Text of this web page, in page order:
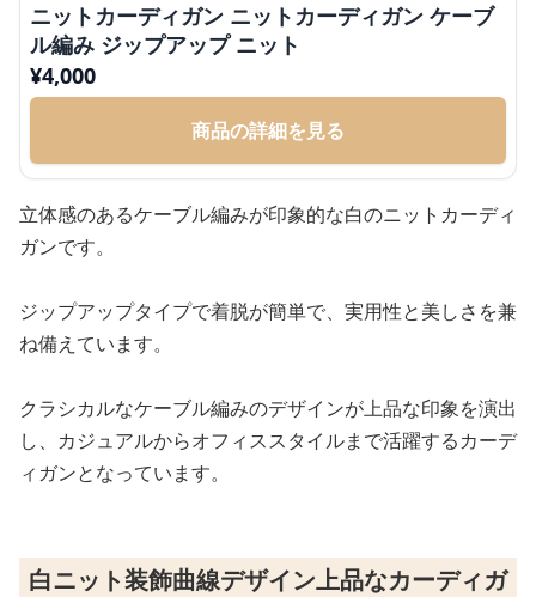
ニットカーディガン ニットカーディガン ケーブ
ル編み ジップアップ ニット
¥4,000
商品の詳細を見る
立体感のあるケーブル編みが印象的な白のニットカーディ
ガンです。
ジップアップタイプで着脱が簡単で、実用性と美しさを兼
ね備えています。
クラシカルなケーブル編みのデザインが上品な印象を演出
し、カジュアルからオフィススタイルまで活躍するカーデ
ィガンとなっています。
白ニット装飾曲線デザイン上品なカーディガ